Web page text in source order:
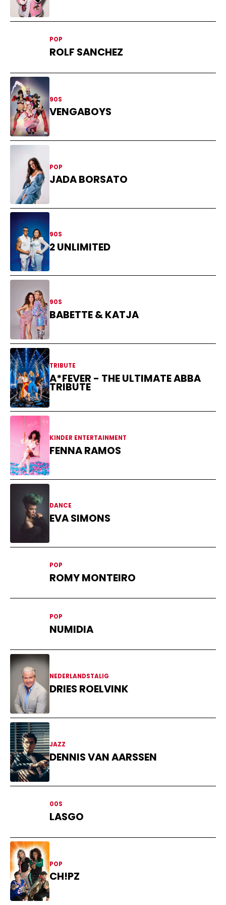
ROLF SANCHEZ
POP
VENGABOYS
90S
JADA BORSATO
POP
2 UNLIMITED
90S
BABETTE & KATJA
90S
A*FEVER - THE ULTIMATE ABBA
TRIBUTE
TRIBUTE
FENNA RAMOS
KINDER ENTERTAINMENT
EVA SIMONS
DANCE
ROMY MONTEIRO
POP
NUMIDIA
POP
DRIES ROELVINK
NEDERLANDSTALIG
DENNIS VAN AARSSEN
JAZZ
LASGO
00S
CH!PZ
POP